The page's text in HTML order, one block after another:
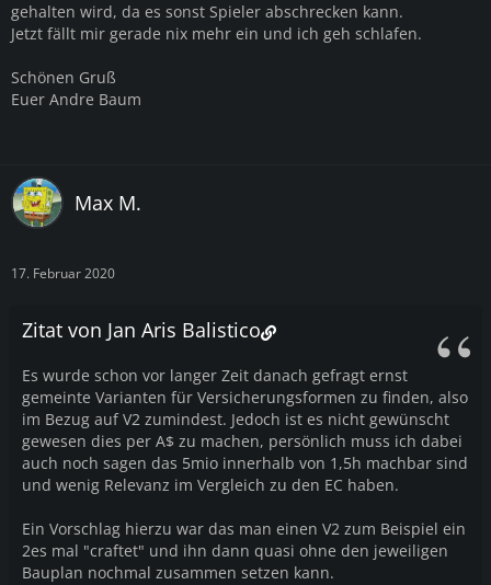
gehalten wird, da es sonst Spieler abschrecken kann.
Jetzt fällt mir gerade nix mehr ein und ich geh schlafen.
Schönen Gruß
Euer Andre Baum
Max M.
17. Februar 2020
Zitat von Jan Aris Balistico
Es wurde schon vor langer Zeit danach gefragt ernst
gemeinte Varianten für Versicherungsformen zu finden, also
im Bezug auf V2 zumindest. Jedoch ist es nicht gewünscht
gewesen dies per A$ zu machen, persönlich muss ich dabei
auch noch sagen das 5mio innerhalb von 1,5h machbar sind
und wenig Relevanz im Vergleich zu den EC haben.
Ein Vorschlag hierzu war das man einen V2 zum Beispiel ein
2es mal "craftet" und ihn dann quasi ohne den jeweiligen
Bauplan nochmal zusammen setzen kann.